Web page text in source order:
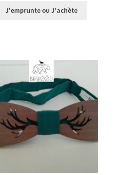
prix :
J'emprunte ou J'achète